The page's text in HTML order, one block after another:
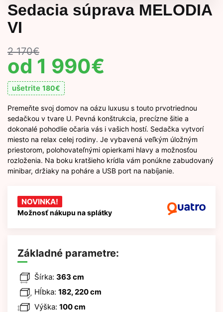
Sedacia súprava MELODIA
VI
2 170€
1 990€
ušetrite 180€
Premeňte svoj domov na oázu luxusu s touto prvotriednou
sedačkou v tvare U. Pevná konštrukcia, precízne šitie a
dokonalé pohodlie očaria vás i vašich hostí. Sedačka vytvorí
miesto na relax celej rodiny. Je vybavená veľkým úložným
priestorom, polohovateľnými opierkami hlavy a možnosťou
rozloženia. Na boku kratšieho krídla vám ponúkne zabudovaný
minibar, držiaky na poháre a USB port na nabíjanie.
NOVINKA!
Možnosť nákupu na splátky
Základné parametre:
Šírka: 363 cm
Hĺbka: 182, 220 cm
Výška: 100 cm